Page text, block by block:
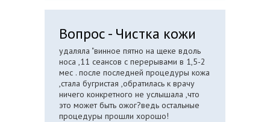
Вопрос - Чистка кожи
удаляла "винное пятно на щеке вдоль
носа ,11 сеансов с перерывами в 1,5-2
мес . после последней процедуры кожа
,стала бугристая ,обратилась к врачу
ничего конкретного не услышала ,что
это может быть ожог?ведь остальные
процедуры прошли хорошо!